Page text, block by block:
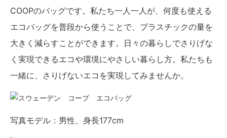
COOPのバッグです。私たち一人一人が、何度も使える
エコバッグを普段から使うことで、プラスチックの量を
大きく減らすことができます。日々の暮らしでさりげな
く実現できるエコや環境にやさしい暮らし方。私たちも
一緒に、さりげないエコを実現してみませんか。
写真モデル：男性、身長177cm